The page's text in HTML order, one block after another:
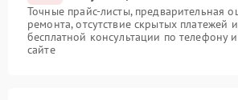
Точные прайс-листы, предварительная
ремонта, отсутствие скрытых платежей
бесплатной консультации по телефону
сайте